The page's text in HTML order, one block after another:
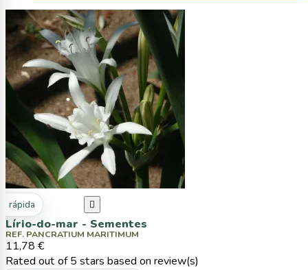
rápida 
Lírio-do-mar - Sementes
REF. PANCRATIUM MARITIMUM
11,78 €
Rated out of 5 stars based on review(s)